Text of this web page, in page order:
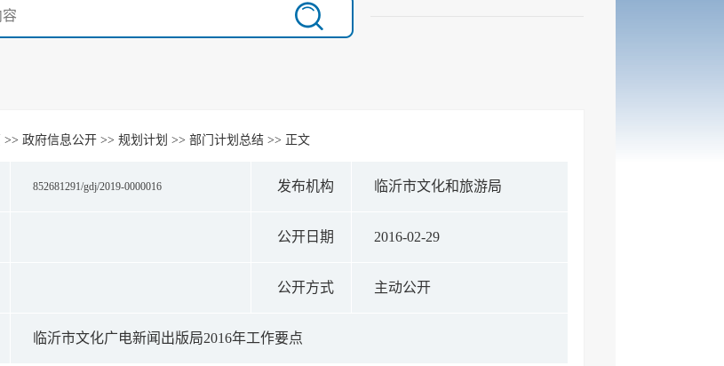
>> 政府信息公开 >> 规划计划 >> 部门计划总结 >> 正文
852681291/gdj/2019-0000016 发布机构 临沂市文化和旅游局
公开日期 2016-02-29
公开方式 主动公开
临沂市文化广电新闻出版局2016年工作要点